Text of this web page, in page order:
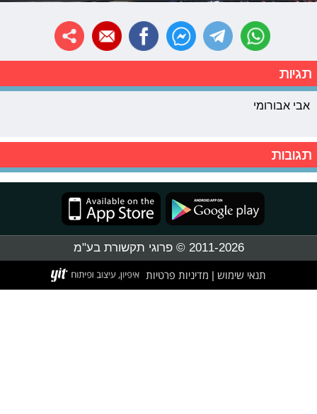
תגיות
אבי אבורומי
תגובות
2011-2026 © פרוגי תקשורת בע"מ
תנאי שימוש | מדיניות פרטיות